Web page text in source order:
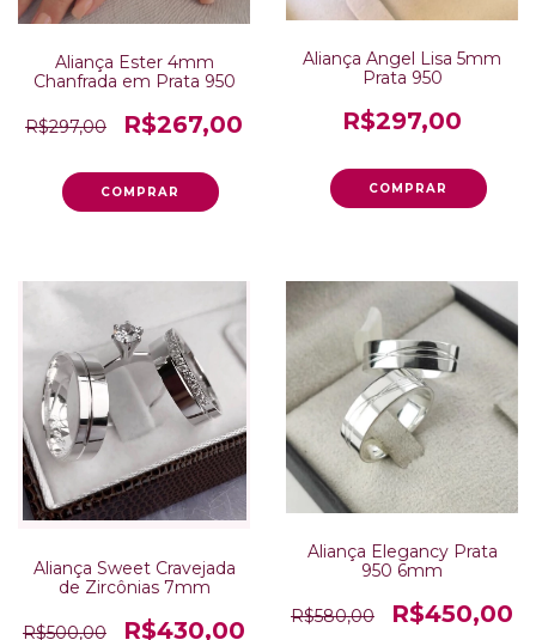
Aliança Ester 4mm
Chanfrada em Prata 950
R$297,00 R$267,00
Aliança Angel Lisa 5mm
Prata 950
R$297,00
Aliança Sweet Cravejada
de Zircônias 7mm
R$500,00 R$430,00
Aliança Elegancy Prata
950 6mm
R$580,00 R$450,00